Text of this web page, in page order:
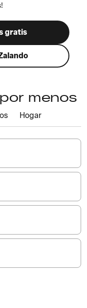
gratis
menos
Hogar